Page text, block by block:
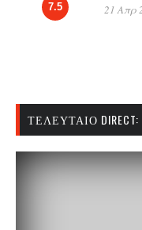
7.5 21 Απρ
ΤΕΛΕΥΤΑΊΟ DIRECT: